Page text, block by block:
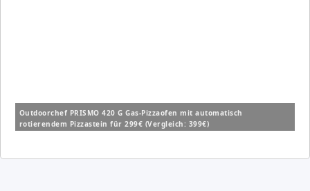
Outdoorchef PRISMO 420 G Gas-Pizzaofen mit automatisch
rotierendem Pizzastein für 299€ (Vergleich: 399€)